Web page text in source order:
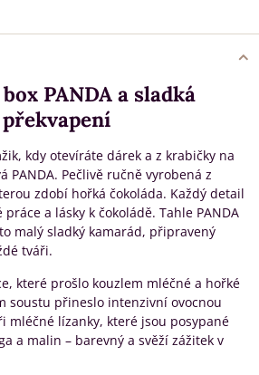
PANDA a sladká
překvapení
kdy otevíráte dárek a z krabičky na
PANDA. Pečlivě ručně vyrobená z
zdobí hořká čokoláda. Každý detail
a lásky k čokoládě. Tahle PANDA
malý sladký kamarád, připravený
tváři.
které prošlo kouzlem mléčné a hořké
soustu přineslo intenzivní ovocnou
mléčné lízanky, které jsou posypané
a malin – barevný a svěží zážitek v